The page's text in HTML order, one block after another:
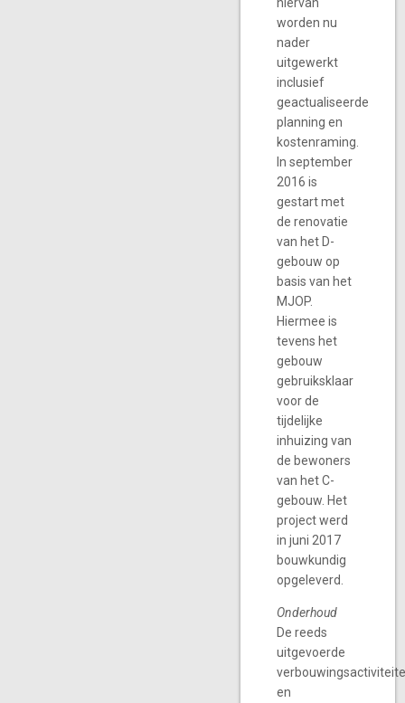
worden nu
nader
uitgewerkt
inclusief
geactualiseerde
planning en
kostenraming.
In september
2016 is
gestart met
de renovatie
van het D-
gebouw op
basis van het
MJOP.
Hiermee is
tevens het
gebouw
gebruiksklaar
voor de
tijdelijke
inhuizing van
de bewoners
van het C-
gebouw. Het
project werd
in juni 2017
bouwkundig
opgeleverd.
Onderhoud
De reeds
uitgevoerde
en